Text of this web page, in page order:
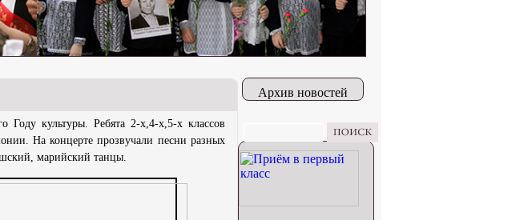
Году культуры. Ребята 2-х,4-х,5-х классов
На концерте прозвучали песни разных
марийский танцы.
Архив новостей